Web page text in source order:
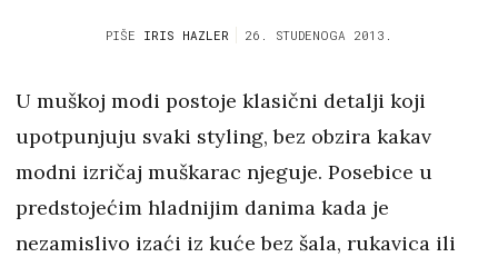
PIŠE IRIS HAZLER 26. STUDENOGA 2013.
U muškoj modi postoje klasični detalji koji
upotpunjuju svaki styling, bez obzira kakav
modni izričaj muškarac njeguje. Posebice u
predstojećim hladnijim danima kada je
nezamislivo izaći iz kuće bez šala, rukavica ili